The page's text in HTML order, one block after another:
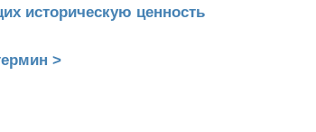
историческую ценность
>